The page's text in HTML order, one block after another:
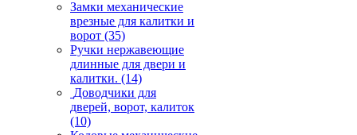
Замки механические
врезные для калитки и
ворот (35)
Ручки нержавеющие
длинные для двери и
калитки. (14)
Доводчики для
дверей, ворот, калиток
(10)